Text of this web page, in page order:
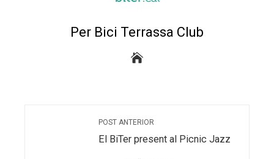
Per Bici Terrassa Club
POST ANTERIOR
El BiTer present al Picnic Jazz